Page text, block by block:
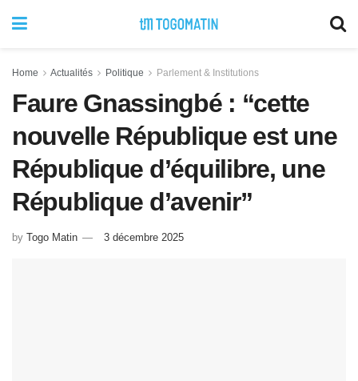
Home Actualités Politique Parlement & Institutions
Faure Gnassingbé : “cette
nouvelle République est une
République d’équilibre, une
République d’avenir”
by Togo Matin 3 décembre 2025